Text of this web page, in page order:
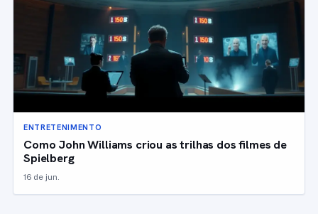
ENTRETENIMENTO
Como John Williams criou as trilhas dos filmes de
Spielberg
16 de jun.